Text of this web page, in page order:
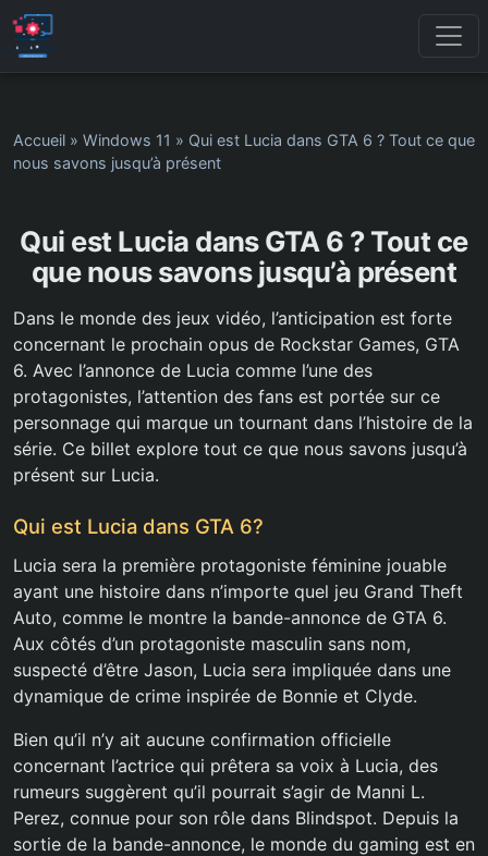
Accueil » Windows 11 » Qui est Lucia dans GTA 6 ? Tout ce que
nous savons jusqu’à présent
Qui est Lucia dans GTA 6 ? Tout ce
que nous savons jusqu’à présent
Dans le monde des jeux vidéo, l’anticipation est forte
concernant le prochain opus de Rockstar Games, GTA
6. Avec l’annonce de Lucia comme l’une des
protagonistes, l’attention des fans est portée sur ce
personnage qui marque un tournant dans l’histoire de la
série. Ce billet explore tout ce que nous savons jusqu’à
présent sur Lucia.
Qui est Lucia dans GTA 6?
Lucia sera la première protagoniste féminine jouable
ayant une histoire dans n’importe quel jeu Grand Theft
Auto, comme le montre la bande-annonce de GTA 6.
Aux côtés d’un protagoniste masculin sans nom,
suspecté d’être Jason, Lucia sera impliquée dans une
dynamique de crime inspirée de Bonnie et Clyde.
Bien qu’il n’y ait aucune confirmation officielle
concernant l’actrice qui prêtera sa voix à Lucia, des
rumeurs suggèrent qu’il pourrait s’agir de Manni L.
Perez, connue pour son rôle dans Blindspot. Depuis la
sortie de la bande-annonce, le monde du gaming est en